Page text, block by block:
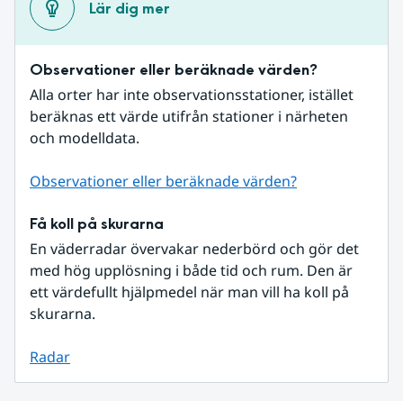
Lär dig mer
Observationer eller beräknade värden?
Alla orter har inte observationsstationer, istället
beräknas ett värde utifrån stationer i närheten
och modelldata.
Observationer eller beräknade värden?
Få koll på skurarna
En väderradar övervakar nederbörd och gör det
med hög upplösning i både tid och rum. Den är
ett värdefullt hjälpmedel när man vill ha koll på
skurarna.
Radar